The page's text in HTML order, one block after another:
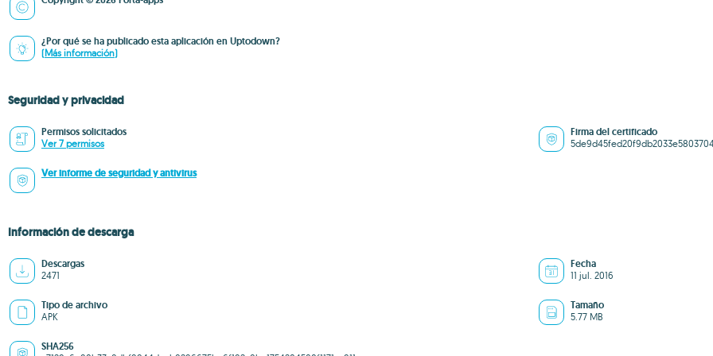
¿Por qué se ha publicado esta aplicación en Uptodown?
(Más información)
Seguridad y privacidad
Permisos solicitados
Ver 7 permisos
Firma del certificado
Ver informe de seguridad y antivirus
Información de descarga
Descargas
2471
Fecha
11 jul. 2016
Tipo de archivo
APK
Tamaño
5.77 MB
SHA256